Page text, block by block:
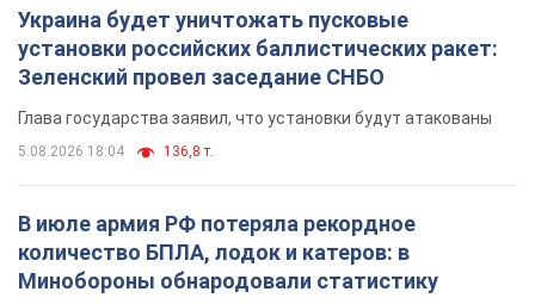
Украина будет уничтожать пусковые
установки российских баллистических ракет:
Зеленский провел заседание СНБО
Глава государства заявил, что установки будут атакованы
5.08.2026 18:04 136,8 т.
В июле армия РФ потеряла рекордное
количество БПЛА, лодок и катеров: в
Минобороны обнародовали статистику